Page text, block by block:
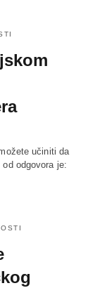
učiniti da
odgovora je: